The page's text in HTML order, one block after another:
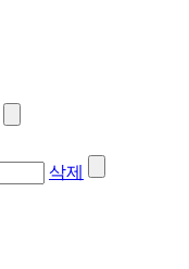
삭제